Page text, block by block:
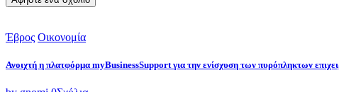
Έβρος Οικονομία
Ανοιχτή η πλατφόρμα myBusinessSupport για την ενίσχυση των πυρόπληκτων